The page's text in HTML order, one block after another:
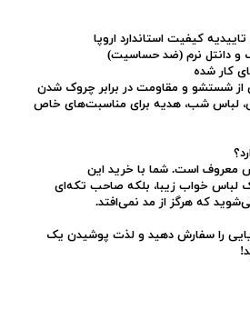
و دانتل نرم (ضد حساسیت)
کار شده
شستشو و مقاومت در برابر چروک شدن
لباس شب، هدیه برای مناسبت‌های خاص
معروف است. شما با خرید این
لباس خواب زیبا، بلکه صاحب تکه‌ای
که هرگز از مد نمی‌افتد.
را سفارش دهید و لذت پوشیدن یک